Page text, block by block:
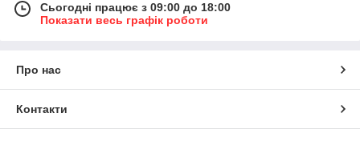
Сьогодні працює з 09:00 до 18:00
Показати весь графік роботи
Про нас
Контакти